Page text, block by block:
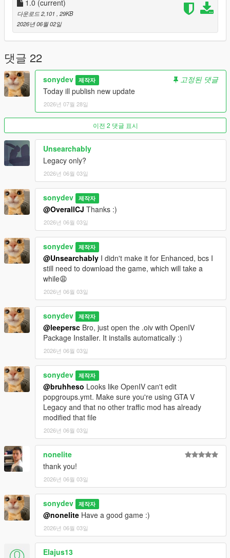
1.0 (current)
다운로드 2,101
, 29KB
2026년 06월 02일
댓글 22
sonydev 제작자
고정된 댓글
Today ill publish new update
2026년 07월 28일
이전 2 댓글 표시
Unsearchably
Legacy only?
2026년 06월 03일
sonydev 제작자
@OverallCJ Thanks :)
2026년 06월 03일
sonydev 제작자
@Unsearchably I didn't make it for Enhanced, bcs I
still need to download the game, which will take a
while😩
2026년 06월 03일
sonydev 제작자
@leepersc Bro, just open the .oiv with OpenIV
Package Installer. It installs automatically :)
2026년 06월 03일
sonydev 제작자
@bruhheso Looks like OpenIV can't edit
popgroups.ymt. Make sure you're using GTA V
Legacy and that no other traffic mod has already
modified that file
2026년 06월 03일
nonelite
thank you!
2026년 06월 03일
sonydev 제작자
@nonelite Have a good game :)
2026년 06월 03일
Elajus13